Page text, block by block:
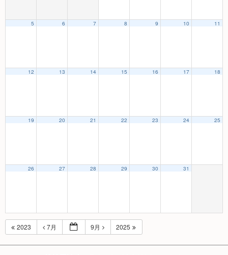
5 6 7 8 9 10 11
12 13 14 15 16 17 18
19 20 21 22 23 24 25
26 27 28 29 30 31
2023 7月 9月 2025